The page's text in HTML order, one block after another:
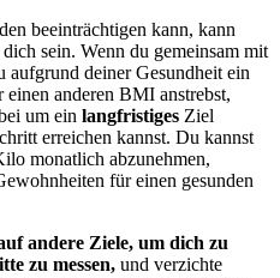
beeinträchtigen kann, kann
sein. Wenn du gemeinsam mit
aufgrund deiner Gesundheit ein
anderen BMI anstrebst,
um ein langfristiges Ziel
erreichen kannst. Du kannst
monatlich abzunehmen,
für einen gesunden
andere Ziele, um dich zu
zu messen, und verzichte